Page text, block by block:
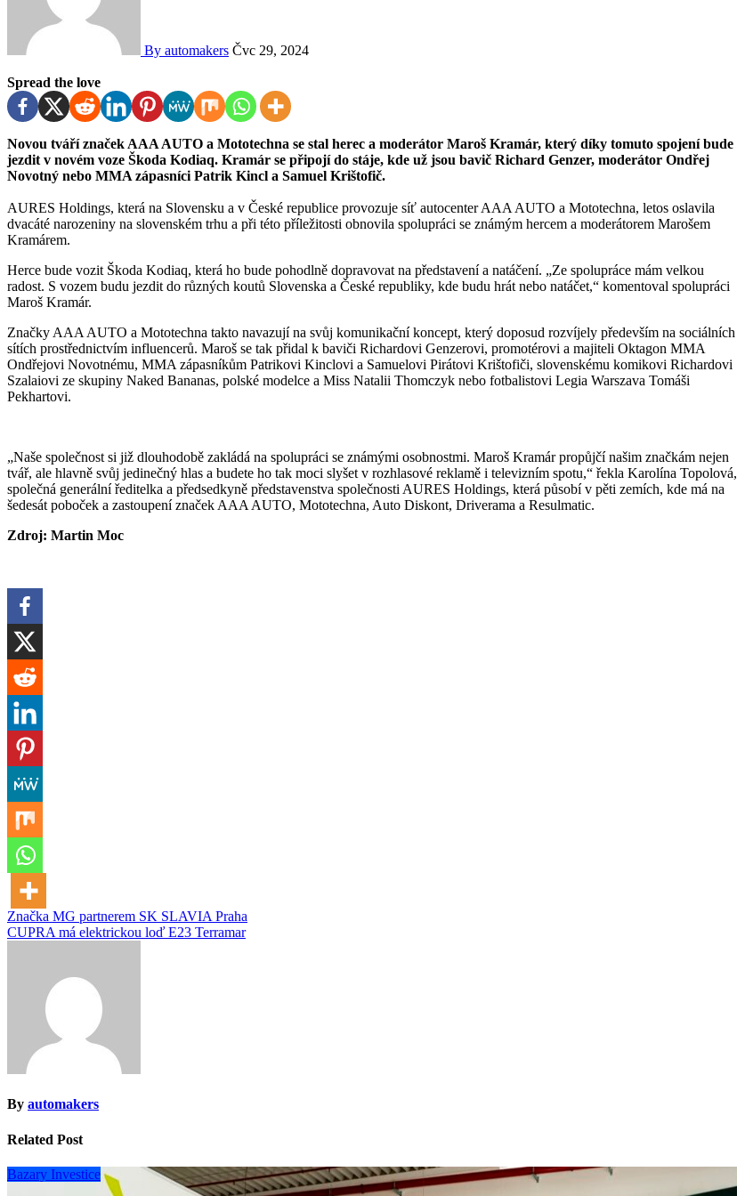
By automakers Čvc 29, 2024
Spread the love
Novou tváří značek AAA AUTO a Mototechna se stal herec a moderátor Maroš Kramár, který díky tomuto spojení bude
jezdit v novém voze Škoda Kodiaq. Kramár se připojí do stáje, kde už jsou bavič Richard Genzer, moderátor Ondřej
Novotný nebo MMA zápasníci Patrik Kincl a Samuel Krištofič.
AURES Holdings, která na Slovensku a v České republice provozuje síť autocenter AAA AUTO a Mototechna, letos oslavila
dvacáté narozeniny na slovenském trhu a při této příležitosti obnovila spolupráci se známým hercem a moderátorem Marošem
Kramárem.
Herce bude vozit Škoda Kodiaq, která ho bude pohodlně dopravovat na představení a natáčení. „Ze spolupráce mám velkou
radost. S vozem budu jezdit do různých koutů Slovenska a České republiky, kde budu hrát nebo natáčet,“ komentoval spolupráci
Maroš Kramár.
Značky AAA AUTO a Mototechna takto navazují na svůj komunikační koncept, který doposud rozvíjely především na sociálních
sítích prostřednictvím influencerů. Maroš se tak přidal k baviči Richardovi Genzerovi, promotérovi a majiteli Oktagon MMA
Ondřejovi Novotnému, MMA zápasníkům Patrikovi Kinclovi a Samuelovi Pirátovi Krištofiči, slovenskému komikovi Richardovi
Szalaiovi ze skupiny Naked Bananas, polské modelce a Miss Natalii Thomczyk nebo fotbalistovi Legia Warszava Tomáši
Pekhartovi.
„Naše společnost si již dlouhodobě zakládá na spolupráci se známými osobnostmi. Maroš Kramár propůjčí našim značkám nejen
tvář, ale hlavně svůj jedinečný hlas a budete ho tak moci slyšet v rozhlasové reklamě i televizním spotu,“ řekla Karolína Topolová,
společná generální ředitelka a předsedkyně představenstva společnosti AURES Holdings, která působí v pěti zemích, kde má na
šedesát poboček a zastoupení značek AAA AUTO, Mototechna, Auto Diskont, Driverama a Resulmatic.
Zdroj: Martin Moc
Navigace
pro
Značka MG partnerem SK SLAVIA Praha
CUPRA má elektrickou loď E23 Terramar
By automakers
Related Post
Bazary Investice